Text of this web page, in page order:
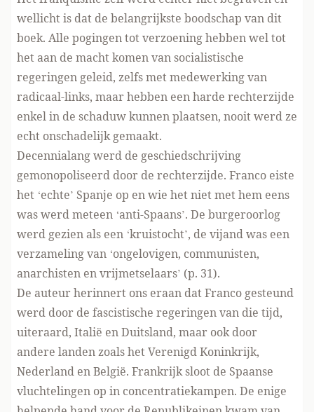
wellicht is dat de belangrijkste boodschap van dit
boek. Alle pogingen tot verzoening hebben wel tot
het aan de macht komen van socialistische
regeringen geleid, zelfs met medewerking van
radicaal-links, maar hebben een harde rechterzijde
enkel in de schaduw kunnen plaatsen, nooit werd ze
echt onschadelijk gemaakt.
Decennialang werd de geschiedschrijving
gemonopoliseerd door de rechterzijde. Franco eiste
het ‘echte’ Spanje op en wie het niet met hem eens
was werd meteen ‘anti-Spaans’. De burgeroorlog
werd gezien als een ‘kruistocht’, de vijand was een
verzameling van ‘ongelovigen, communisten,
anarchisten en vrijmetselaars’ (p. 31).
De auteur herinnert ons eraan dat Franco gesteund
werd door de fascistische regeringen van die tijd,
uiteraard, Italië en Duitsland, maar ook door
andere landen zoals het Verenigd Koninkrijk,
Nederland en België. Frankrijk sloot de Spaanse
vluchtelingen op in concentratiekampen. De enige